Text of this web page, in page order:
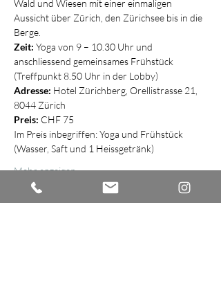
Wald und Wiesen mit einer einmaligen
Aussicht über Zürich, den Zürichsee bis in die
Berge.
Zeit: Yoga von 9 – 10.30 Uhr und
anschliessend gemeinsames Frühstück
(Treffpunkt 8.50 Uhr in der Lobby)
Adresse: Hotel Zürichberg, Orellistrasse 21,
8044 Zürich
Preis: CHF 75
Im Preis inbegriffen: Yoga und Frühstück
(Wasser, Saft und 1 Heissgetränk)
Mehr anzeigen